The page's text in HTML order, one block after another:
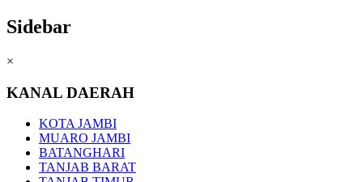
Sidebar
×
KANAL DAERAH
KOTA JAMBI
MUARO JAMBI
BATANGHARI
TANJAB BARAT